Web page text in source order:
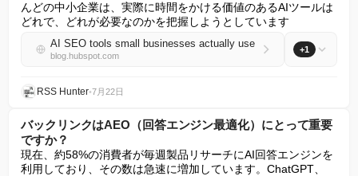
んどの中小企業は、実際に時間をかける価値のあるAIツールは
どれで、どれが必要なのかを把握しようとしています
AI SEO tools small businesses actually use
blog.hubspot.com
+1
RSS Hunter•7月22日
バックリンクはAEO（回答エンジン最適化）にとって重要
ですか？
現在、約58%の消費者が毎週製品リサーチにAI回答エンジンを
利用しており、その数は急速に増加しています。ChatGPT、